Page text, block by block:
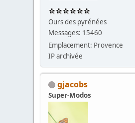
Ours des pyrénées
Messages: 15460
Emplacement: Provence
IP archivée
gjacobs
Super-Modos